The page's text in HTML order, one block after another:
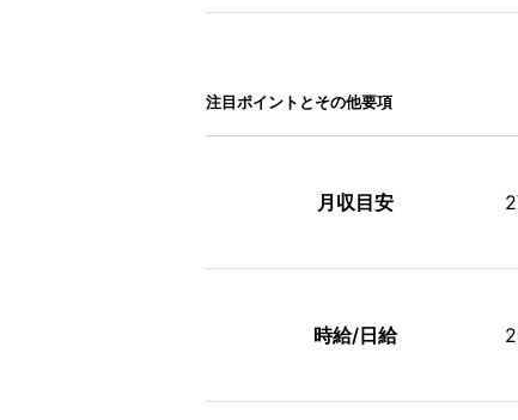
注⽬ポイントとその他要項
月収目安
時給/日給